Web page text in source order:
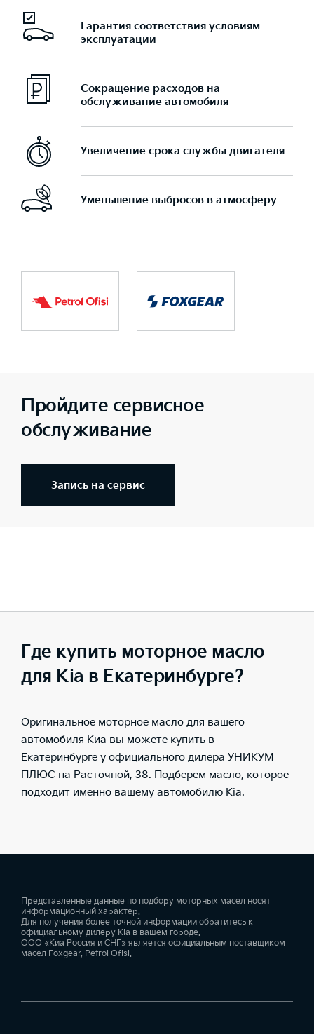
Гарантия соответствия условиям
эксплуатации
Сокращение расходов на
обслуживание автомобиля
Увеличение срока службы двигателя
Уменьшение выбросов в атмосферу
Пройдите сервисное
обслуживание
Запись на сервис
Где купить моторное масло
для Kia в Екатеринбурге?
Оригинальное моторное масло для вашего
автомобиля Киа вы можете купить в
Екатеринбурге у официального дилера УНИКУМ
ПЛЮС на Расточной, 38. Подберем масло, которое
подходит именно вашему автомобилю Kia.
Представленные данные по подбору моторных масел носят
информационный характер.
Для получения более точной информации обратитесь к
официальному дилеру Kia в вашем городе.
ООО «Киа Россия и СНГ» является официальным поставщиком
масел Foxgear, Petrol Ofisi.